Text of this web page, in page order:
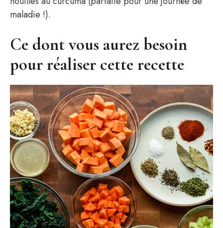
maladie !).
Ce dont vous aurez besoin
pour réaliser cette recette